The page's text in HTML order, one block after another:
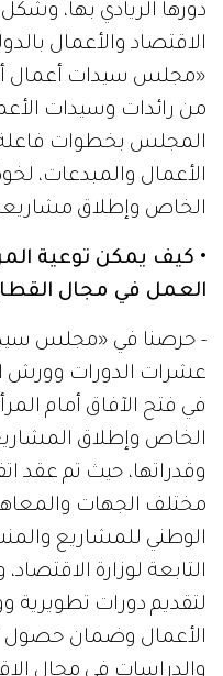
دورها الريادي بها،
الاقتصاد والأعمال
«مجلس سيدات أعمال
من رائدات وسيدات
المجلس بخطوات
الأعمال والمبدعات،
الخاص وإطلاق
• كيف يمكن توعية
العمل في مجال
- حرصنا في «مجلس
عشرات الدورات وورش
في فتح الآفاق أمام
الخاص وإطلاق
وقدراتها، حيث تم عقد
مختلف الجهات والمعاهد
الوطني للمشاريع
التابعة لوزارة
لتقديم دورات تطويرية
الأعمال وضمان حصول